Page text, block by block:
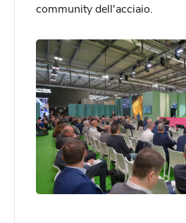
community dell'acciaio.